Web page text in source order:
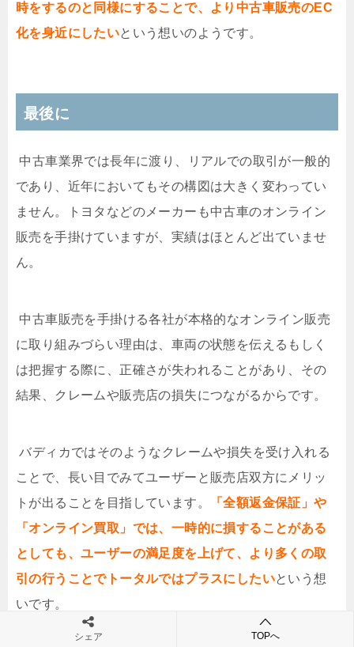
時をするのと同様にすることで、より中古車販売のEC
化を身近にしたいという想いのようです。
最後に
中古車業界では長年に渡り、リアルでの取引が一般的
であり、近年においてもその構図は大きく変わってい
ません。トヨタなどのメーカーも中古車のオンライン
販売を手掛けていますが、実績はほとんど出ていませ
ん。
中古車販売を手掛ける各社が本格的なオンライン販売
に取り組みづらい理由は、車両の状態を伝えるもしく
は把握する際に、正確さが失われることがあり、その
結果、クレームや販売店の損失につながるからです。
バディカではそのようなクレームや損失を受け入れる
ことで、長い目でみてユーザーと販売店双方にメリッ
トが出ることを目指しています。
「全額返金保証」や
「オンライン買取」では、一時的に損することがある
としても、ユーザーの満足度を上げて、より多くの取
引の行うことでトータルではプラスにしたいという想
いです。
シェア TOPへ